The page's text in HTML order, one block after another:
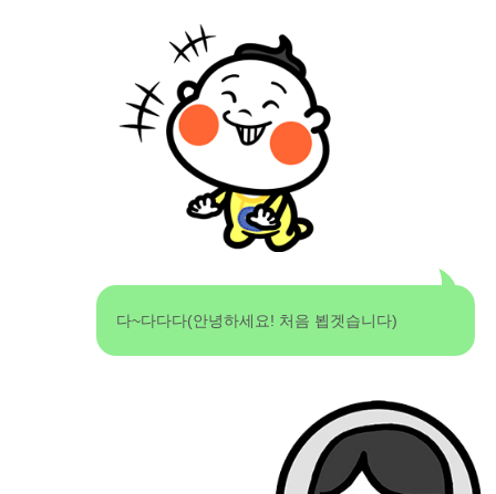
다~다다다(안녕하세요! 처음 뵙겟습니다)